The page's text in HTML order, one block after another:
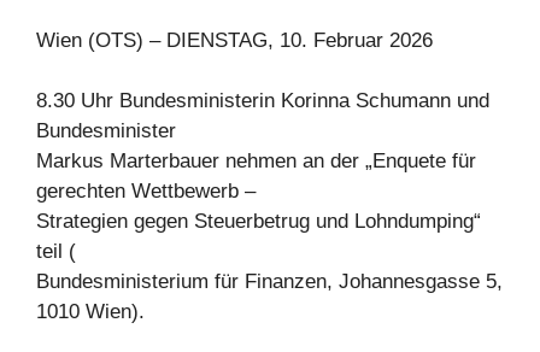
Wien (OTS) – DIENSTAG, 10. Februar 2026
8.30 Uhr Bundesministerin Korinna Schumann und
Bundesminister
Markus Marterbauer nehmen an der „Enquete für
gerechten Wettbewerb –
Strategien gegen Steuerbetrug und Lohndumping“
teil (
Bundesministerium für Finanzen, Johannesgasse 5,
1010 Wien).